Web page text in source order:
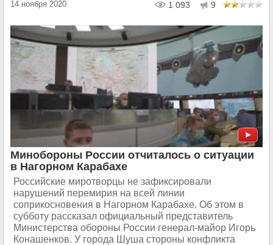
14 ноября 2020 1 093 9
Минобороны России отчиталось о ситуации
в Нагорном Карабахе
Российские миротворцы не зафиксировали
нарушений перемирия на всей линии
соприкосновения в Нагорном Карабахе. Об этом в
субботу рассказал официальный представитель
Министерства обороны России генерал-майор Игорь
Конашенков. У города Шуша стороны конфликта